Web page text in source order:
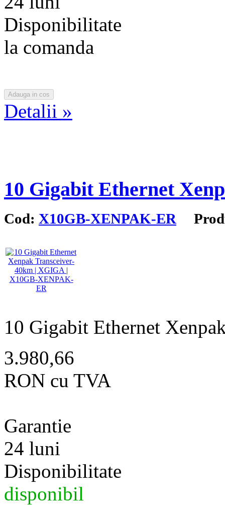
Disponibilitate
la comanda
Detalii »
10 Gigabit Ethernet
Cod: X10GB-XENPAK-ER
10 Gigabit Ethernet
3.980,66
RON cu TVA
Garantie
24 luni
Disponibilitate
disponibil